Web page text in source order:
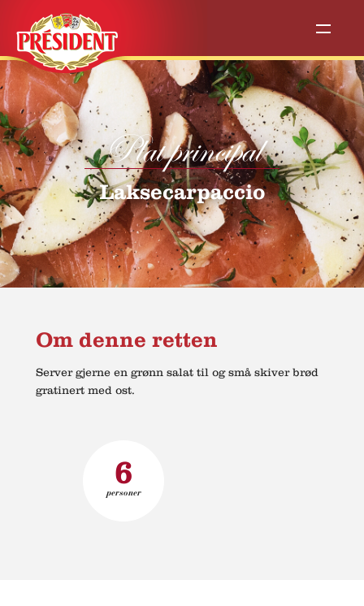
Plat principal
Laksecarpaccio
Om denne retten
Server gjerne en grønn salat til og små skiver brød
gratinert med ost.
6
personer